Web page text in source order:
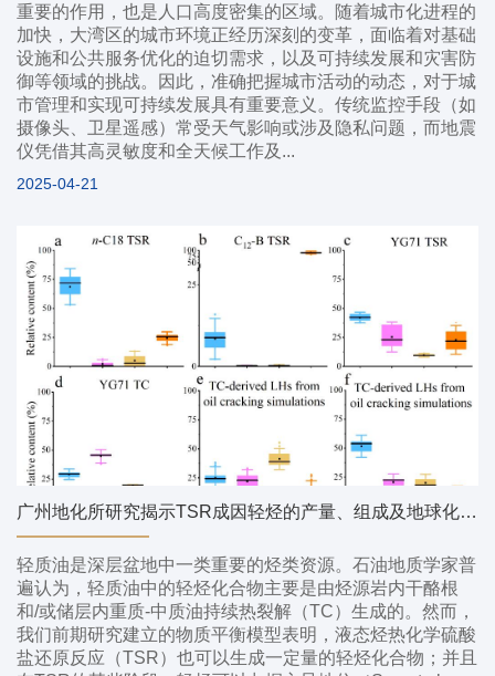
重要的作用，也是人口高度密集的区域。随着城市化进程的
加快，大湾区的城市环境正经历深刻的变革，面临着对基础
设施和公共服务优化的迫切需求，以及可持续发展和灾害防
御等领域的挑战。因此，准确把握城市活动的动态，对于城
市管理和实现可持续发展具有重要意义。传统监控手段（如
摄像头、卫星遥感）常受天气影响或涉及隐私问题，而地震
仪凭借其高灵敏度和全天候工作及...
2025-04-21
广州地化所研究揭示TSR成因轻烃的产量、组成及地球化学特征
轻质油是深层盆地中一类重要的烃类资源。石油地质学家普
遍认为，轻质油中的轻烃化合物主要是由烃源岩内干酪根
和/或储层内重质-中质油持续热裂解（TC）生成的。然而，
我们前期研究建立的物质平衡模型表明，液态烃热化学硫酸
盐还原反应（TSR）也可以生成一定量的轻烃化合物；并且